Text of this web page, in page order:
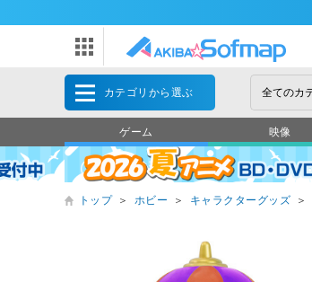
カテゴリから選ぶ
ゲーム 映像
トップ ＞ ホビー ＞ キャラクターグッズ ＞